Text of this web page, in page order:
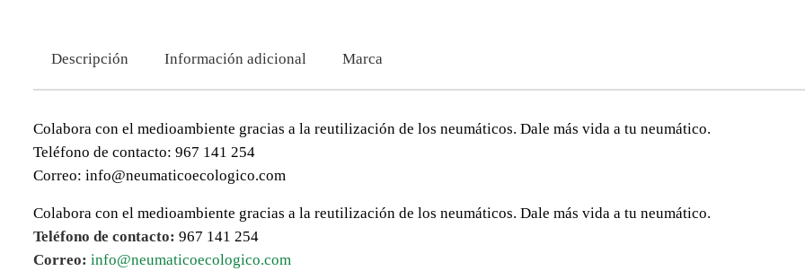
Descripción Información adicional Marca
Colabora con el medioambiente gracias a la reutilización de los neumáticos. Dale más vida a tu neumático.
Teléfono de contacto: 967 141 254
Correo: info@neumaticoecologico.com
Colabora con el medioambiente gracias a la reutilización de los neumáticos. Dale más vida a tu neumático.
Teléfono de contacto: 967 141 254
Correo: info@neumaticoecologico.com